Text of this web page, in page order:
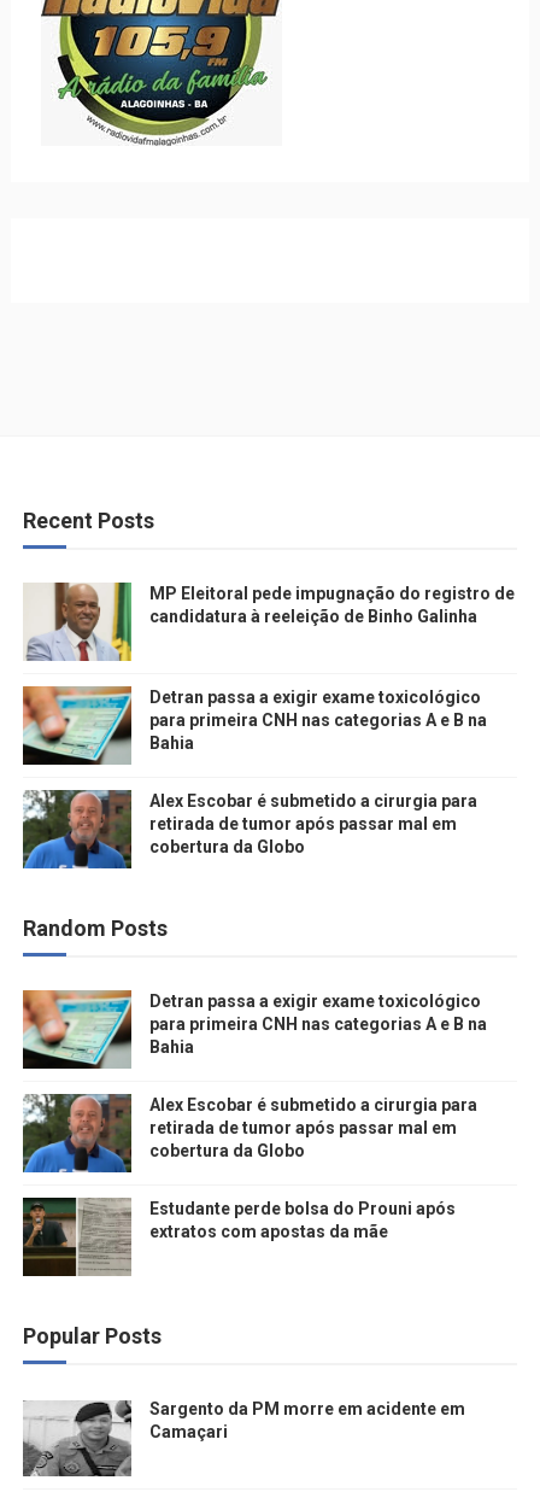
Recent Posts
MP Eleitoral pede impugnação do registro de
candidatura à reeleição de Binho Galinha
Detran passa a exigir exame toxicológico
para primeira CNH nas categorias A e B na
Bahia
Alex Escobar é submetido a cirurgia para
retirada de tumor após passar mal em
cobertura da Globo
Random Posts
Detran passa a exigir exame toxicológico
para primeira CNH nas categorias A e B na
Bahia
Alex Escobar é submetido a cirurgia para
retirada de tumor após passar mal em
cobertura da Globo
Estudante perde bolsa do Prouni após
extratos com apostas da mãe
Popular Posts
Sargento da PM morre em acidente em
Camaçari